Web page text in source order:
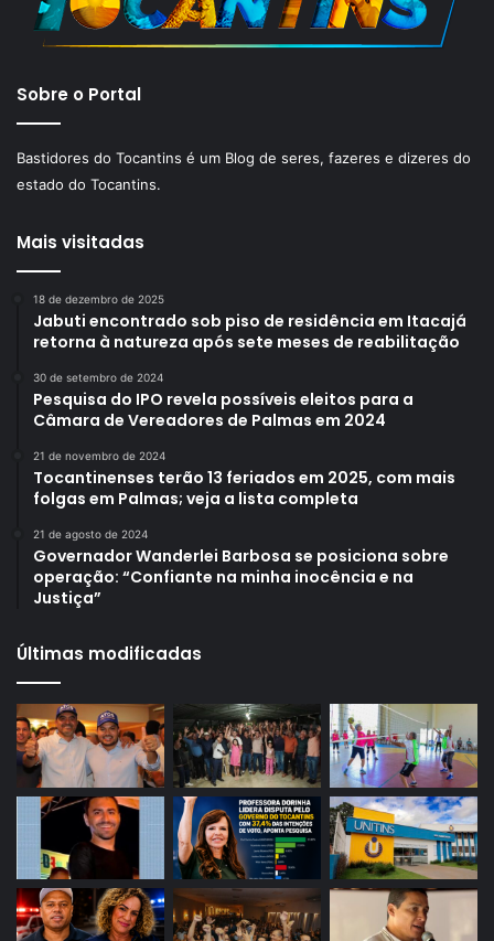
Sobre o Portal
Bastidores do Tocantins é um Blog de seres, fazeres e dizeres do
estado do Tocantins.
Mais visitadas
18 de dezembro de 2025
Jabuti encontrado sob piso de residência em Itacajá
retorna à natureza após sete meses de reabilitação
30 de setembro de 2024
Pesquisa do IPO revela possíveis eleitos para a
Câmara de Vereadores de Palmas em 2024
21 de novembro de 2024
Tocantinenses terão 13 feriados em 2025, com mais
folgas em Palmas; veja a lista completa
21 de agosto de 2024
Governador Wanderlei Barbosa se posiciona sobre
operação: “Confiante na minha inocência e na
Justiça”
Últimas modificadas